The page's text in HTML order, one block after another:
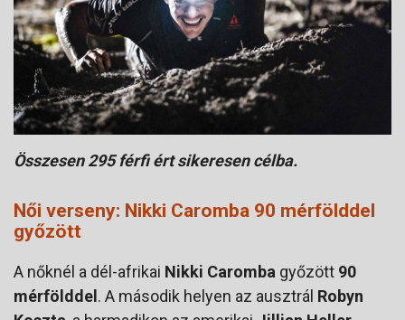
Összesen 295 férfi ért sikeresen célba.
Női verseny: Nikki Caromba 90 mérfölddel
győzött
A nőknél a dél-afrikai Nikki Caromba győzött 90
mérfölddel . A második helyen az ausztrál Robyn